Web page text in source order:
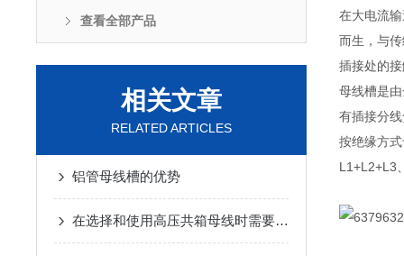
查看全部产品
相关文章
RELATED ARTICLES
铝管母线槽的优势
在选择和使用高压共箱母线时需要考虑以下因素
在大电流
而生，与
插接处的
母线槽是
有插接分
按绝缘方
L1+L2+L3